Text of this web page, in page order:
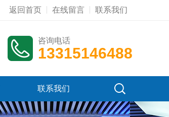
返回首页 在线留言 联系我们
咨询电话
13315146488
联系我们